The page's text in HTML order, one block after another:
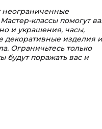
неограниченные
классы помогут
и украшения, часы,
декоративные изделия
Ограничьтесь только
будут поражать вас и